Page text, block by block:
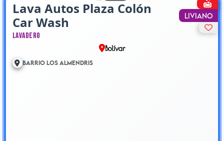
Liviano
Lava Autos Plaza Colón
Car Wash
Lavadero
Bolívar
Barrio Los Almendris